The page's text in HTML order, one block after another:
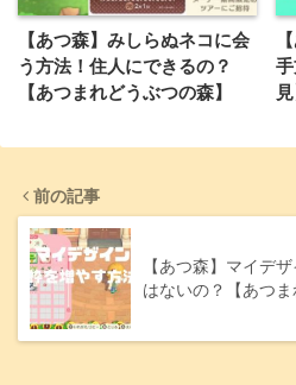
【あつ森】みしらぬネコに会
う方法！住人にできるの？
【あつまれどうぶつの森】
見
前の記事
【あつ森】マイデ
はないの？【あつ